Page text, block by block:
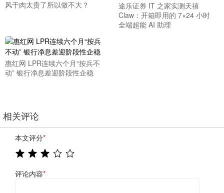
风干肉太贵了所以做不大？
途乐证券 IT 之家实测天禧
Claw：开箱即用的 7×24 小时
全端超能 AI 助理
惠红网 LPR连续六个月“按兵不
动” 银行净息差迎阶段性企稳
相关评论
本文评分*
评论内容*